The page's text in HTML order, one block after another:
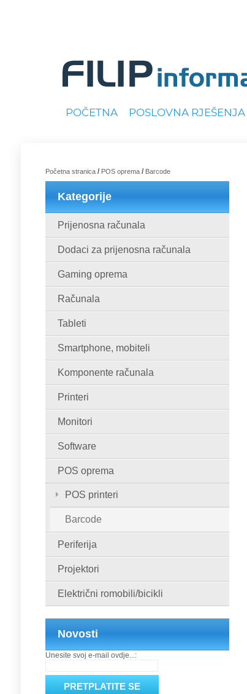
POČETNA POSLOVNA RJEŠENJA
Početna stranica / POS oprema / Barcode
Kategorije
Prijenosna računala
Dodaci za prijenosna računala
Gaming oprema
Računala
Tableti
Smartphone, mobiteli
Komponente računala
Printeri
Monitori
Software
POS oprema
POS printeri
Barcode
Periferija
Projektori
Električni romobili/bicikli
Novosti
Unesite svoj e-mail ovdje...: